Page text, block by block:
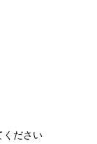
ください